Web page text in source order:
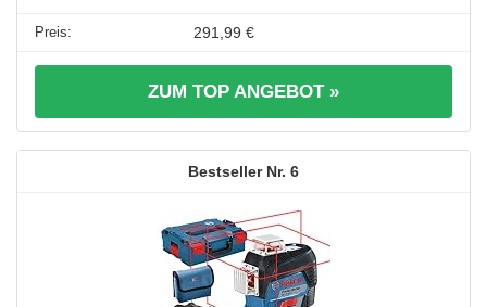
291,99 €
ZUM TOP ANGEBOT »
6